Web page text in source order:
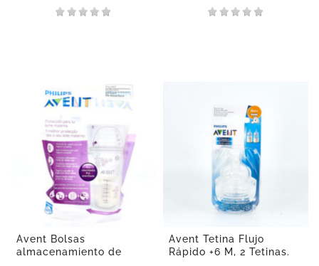
Avent Bolsas
almacenamiento de
Avent Tetina Flujo
Rápido +6 M, 2 Tetinas.